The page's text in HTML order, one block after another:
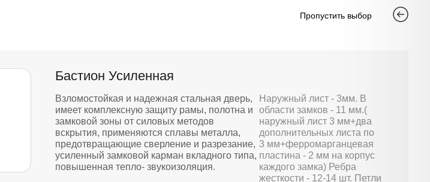
Пропустить выбор
Бастион Усиленная
Взломостойкая и надежная стальная дверь,
имеет комплексную защиту рамы, полотна и
замковой зоны от силовых методов
вскрытия, применяются сплавы металла,
предотвращающие сверление и разрезание,
усиленный замковой карман вкладного типа,
повышенная тепло- звукоизоляция.
Наружный лист - 3мм. В
области замков - 11 мм.(
наружный лист 3 мм+два
дополнительных листа по
3 мм+ферромарганцевая
пластина - 2 мм на корпус
каждого замка) Ребра
жесткости - 12-14 шт. Петли